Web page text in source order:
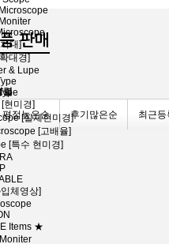
대]
대경]
& Lupe
현미경]
[실체현미경]
[고배율]
[특수 현미경]
체영상]
Items ★
판매
렬
평점높은순 후기많은순 최근등